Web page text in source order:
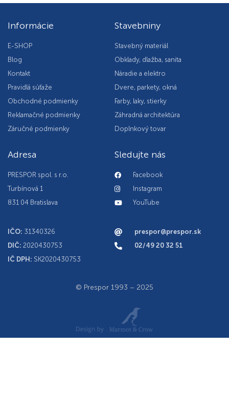
Informácie
E-SHOP
Blog
Kontakt
Pravidlá súťaže
Obchodné podmienky
Reklamačné podmienky
Záručné podmienky
Stavebniny
Stavebný materiál
Obklady, dlažba, sanita
Náradie a elektro
Dvere, parkety, okná
Farby, laky, stierky
Záhradná architektúra
Doplnkový tovar
Adresa
PRESPOR spol. s r.o.
Turbínová 1
831 04 Bratislava
IČO: 31340326
DIČ: 2020430753
IČ DPH: SK2020430753
Sledujte nás
Facebook
Instagram
YouTube
prespor@prespor.sk
02/49 20 32 51
© Prespor 1993 – 2025